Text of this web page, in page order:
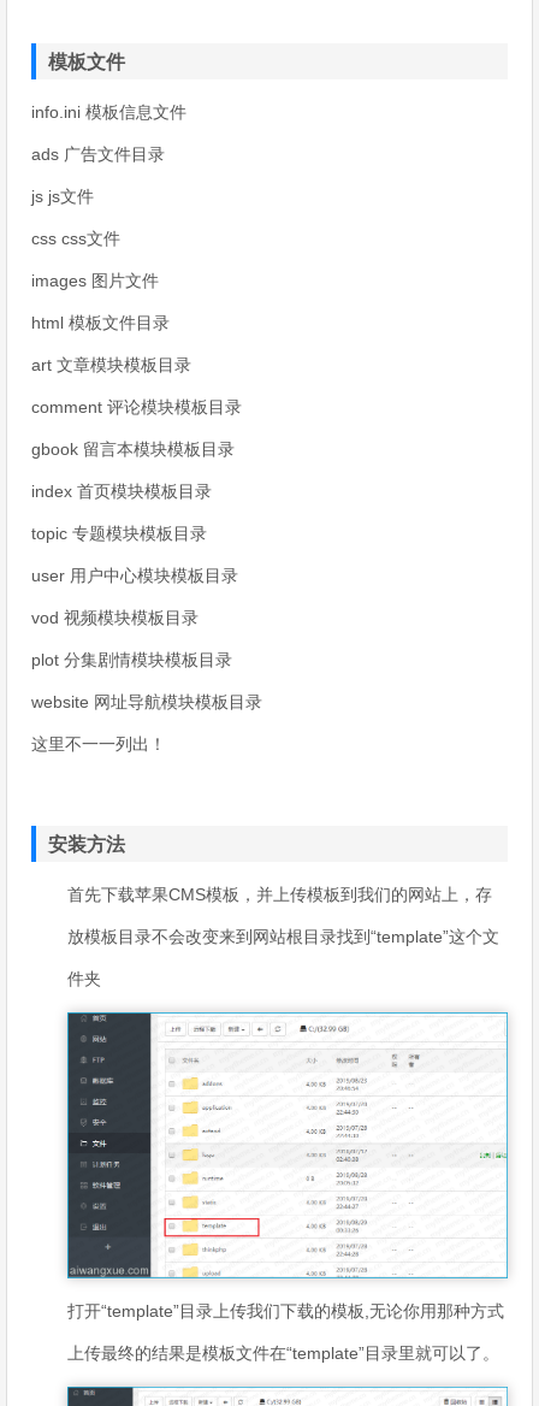
模板文件
info.ini 模板信息文件
ads 广告文件目录
js js文件
css css文件
images 图片文件
html 模板文件目录
art 文章模块模板目录
comment 评论模块模板目录
gbook 留言本模块模板目录
index 首页模块模板目录
topic 专题模块模板目录
user 用户中心模块模板目录
vod 视频模块模板目录
plot 分集剧情模块模板目录
website 网址导航模块模板目录
这里不一一列出！
安装方法
首先下载苹果CMS模板，并上传模板到我们的网站上，存
放模板目录不会改变来到网站根目录找到“template”这个文
件夹
打开“template”目录上传我们下载的模板,无论你用那种方式
上传最终的结果是模板文件在“template”目录里就可以了。